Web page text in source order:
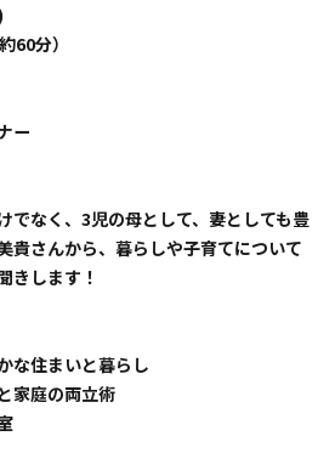
60分）
ー
でなく、3児の母として、妻としても豊
貴さんから、暮らしや子育てについて
きします！
な住まいと暮らし
家庭の両立術